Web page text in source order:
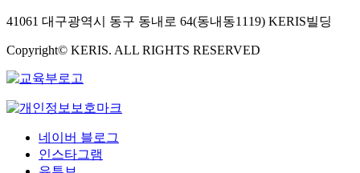
41061 대구광역시 동구 동내로 64(동내동1119) KERIS빌딩
Copyright© KERIS. ALL RIGHTS RESERVED
네이버 블로그
인스타그램